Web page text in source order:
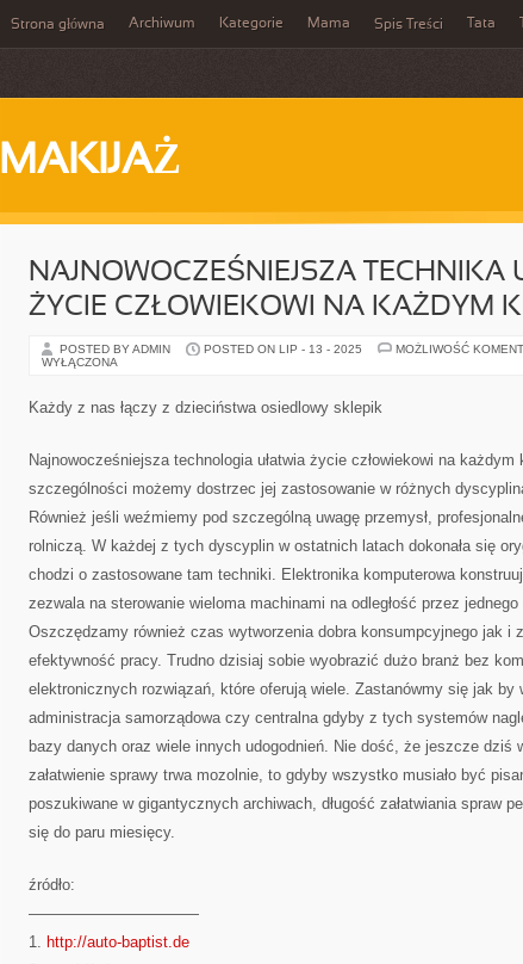
Strona główna Archiwum Kategorie Mama Spis Treści Tata
MAKIJAŻ
NAJNOWOCZEŚNIEJSZA TECHNIKA
ŻYCIE CZŁOWIEKOWI NA KAŻDYM
POSTED BY ADMIN POSTED ON LIP - 13 - 2025 MOŻLIWOŚĆ
WYŁĄCZONA
Każdy z nas łączy z dzieciństwa osiedlowy sklepik
Najnowocześniejsza technologia ułatwia życie człowiekowi na każdym
szczególności możemy dostrzec jej zastosowanie w różnych
Również jeśli weźmiemy pod szczególną uwagę przemysł,
rolniczą. W każdej z tych dyscyplin w ostatnich latach dokonała się
chodzi o zastosowane tam techniki. Elektronika komputerowa
zezwala na sterowanie wieloma machinami na odległość przez jednego
Oszczędzamy również czas wytworzenia dobra konsumpcyjnego jak i
efektywność pracy. Trudno dzisiaj sobie wyobrazić dużo branż bez
elektronicznych rozwiązań, które oferują wiele. Zastanówmy się jak by
administracja samorządowa czy centralna gdyby z tych systemów
bazy danych oraz wiele innych udogodnień. Nie dość, że jeszcze dziś
załatwienie sprawy trwa mozolnie, to gdyby wszystko musiało być
poszukiwane w gigantycznych archiwach, długość załatwiania spraw
się do paru miesięcy.
źródło:
———————————
1. http://auto-baptist.de